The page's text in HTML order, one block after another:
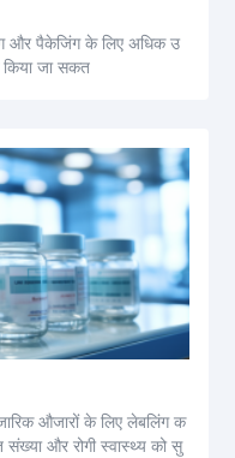
और पैकेजिंग के लिए अधिक उ
किया जा सकत
औजारों के लिए लेबलिंग क
और रोगी स्वास्थ्य को सु